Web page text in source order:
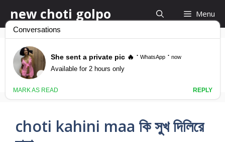
to
content
new choti golpo Menu
bangla choti family
choti kahini maa কি সুখ দিলিরে